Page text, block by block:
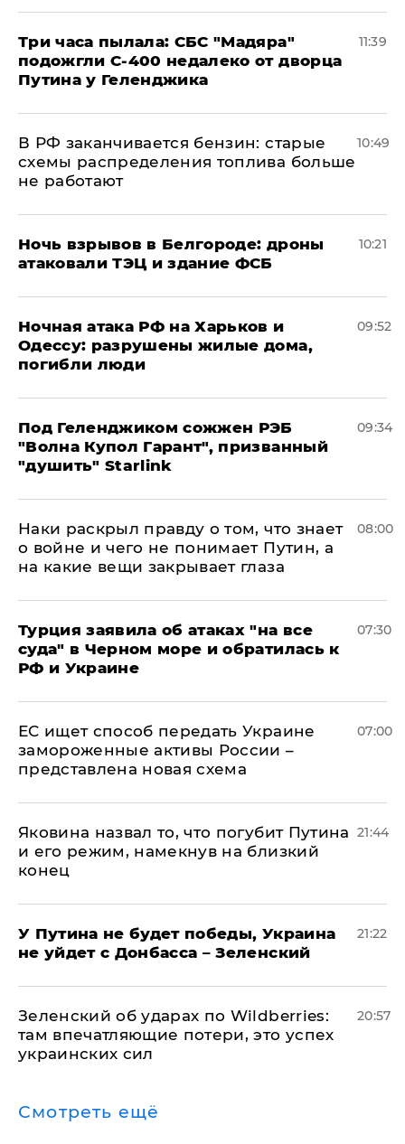
Три часа пылала: СБС "Мадяра"
подожгли С-400 недалеко от дворца
Путина у Геленджика
11:39
​В РФ заканчивается бензин: старые
схемы распределения топлива больше
не работают
10:49
​Ночь взрывов в Белгороде: дроны
атаковали ТЭЦ и здание ФСБ
10:21
​Ночная атака РФ на Харьков и
Одессу: разрушены жилые дома,
погибли люди
09:52
Под Геленджиком сожжен РЭБ
"Волна Купол Гарант", призванный
"душить" Starlink
09:34
Наки раскрыл правду о том, что знает
о войне и чего не понимает Путин, а
на какие вещи закрывает глаза
08:00
Турция заявила об атаках "на все
суда" в Черном море и обратилась к
РФ и Украине
07:30
ЕС ищет способ передать Украине
замороженные активы России –
представлена новая схема
07:00
Яковина назвал то, что погубит Путина
и его режим, намекнув на близкий
конец
21:44
У Путина не будет победы, Украина
не уйдет с Донбасса – Зеленский
21:22
Зеленский об ударах по Wildberries:
там впечатляющие потери, это успех
украинских сил
20:57
Смотреть ещё